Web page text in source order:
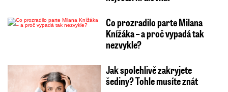
Co prozradilo parte Milana
Knížáka – a proč vypadá tak
nezvykle?
Jak spolehlivě zakryjete
šediny? Tohle musíte znát